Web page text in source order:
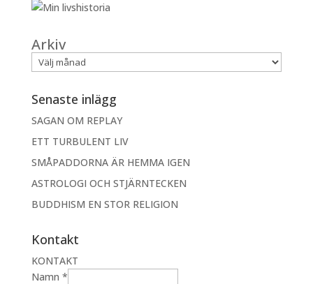
Arkiv
Senaste inlägg
SAGAN OM REPLAY
ETT TURBULENT LIV
SMÅPADDORNA ÄR HEMMA IGEN
ASTROLOGI OCH STJÄRNTECKEN
BUDDHISM EN STOR RELIGION
Kontakt
KONTAKT
Namn *